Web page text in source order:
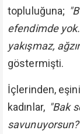
topluluğuna;
efendimde yok.
yakışmaz,
göstermişti.
İçlerinden,
kadınlar, "Bak